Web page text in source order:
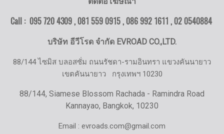
Call : 095 720 4309 , 081 559 0915 , 086 992 1611 ,02 0540884
บริษัท อีวีโรด จำกัด EVROAD CO.,LTD.
88/144 ไซมิส บลอสซั่ม ถนนรัชดา-รามอินทรา แขวงคันนายาว
เขตคันนายาว กรุงเทพฯ 10230
88/144, Siamese Blossom Rachada - Ramindra Road
Kannayao, Bangkok, 10230
Email : evroads.com@gmail.com